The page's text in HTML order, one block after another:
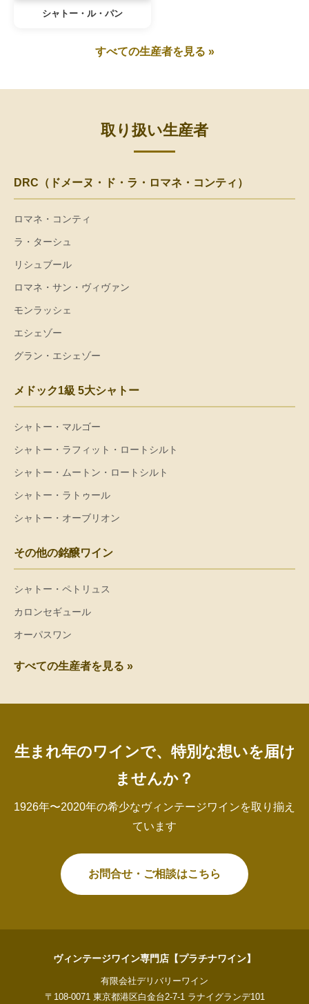
シャトー・ル・パン
すべての生産者を見る »
取り扱い生産者
DRC（ドメーヌ・ド・ラ・ロマネ・コンティ）
ロマネ・コンティ
ラ・ターシュ
リシュブール
ロマネ・サン・ヴィヴァン
モンラッシェ
エシェゾー
グラン・エシェゾー
メドック1級 5大シャトー
シャトー・マルゴー
シャトー・ラフィット・ロートシルト
シャトー・ムートン・ロートシルト
シャトー・ラトゥール
シャトー・オーブリオン
その他の銘醸ワイン
シャトー・ペトリュス
カロンセギュール
オーパスワン
すべての生産者を見る »
生まれ年のワインで、特別な想いを届け
ませんか？
1926年〜2020年の希少なヴィンテージワインを取り揃え
ています
お問合せ・ご相談はこちら
ヴィンテージワイン専門店【プラチナワイン】
有限会社デリバリーワイン
〒108-0071 東京都港区白金台2-7-1 ラナイグランデ101